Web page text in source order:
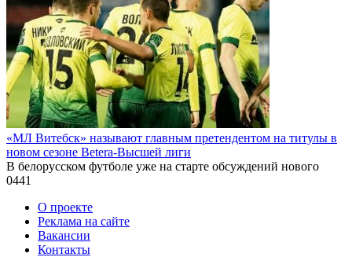
«МЛ Витебск» называют главным претендентом на титулы в
новом сезоне Betera-Высшей лиги
В белорусском футболе уже на старте обсуждений нового
0441
О проекте
Реклама на сайте
Вакансии
Контакты